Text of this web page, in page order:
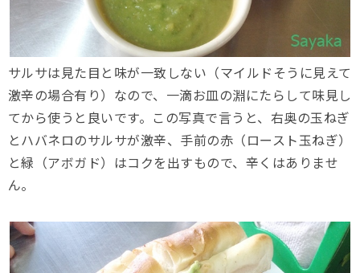
サルサは見た目と味が一致しない（マイルドそうに見えて
激辛の場合有り）なので、一滴お皿の淵にたらして味見し
てから使うと良いです。この写真で言うと、右奥の玉ねぎ
とハバネロのサルサが激辛、手前の赤（ロースト玉ねぎ）
と緑（アボガド）はコクを出すもので、辛くはありませ
ん。